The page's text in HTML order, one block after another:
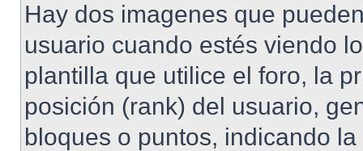
Hay dos imagenes que
usuario cuando estés viendo
plantilla que utilice el foro, la
posición (rank) del usuario,
bloques o puntos, indicando